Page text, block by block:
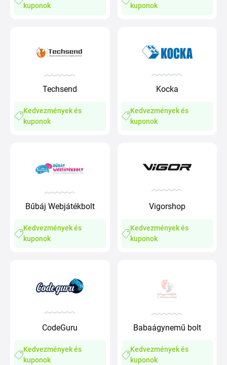
kuponok
kuponok
Techsend
Kedvezmények és
kuponok
Kocka
Kedvezmények és
kuponok
Bűbáj Webjátékbolt
Kedvezmények és
kuponok
Vigorshop
Kedvezmények és
kuponok
CodeGuru
Kedvezmények és
kuponok
Babaágynemű bolt
Kedvezmények és
kuponok